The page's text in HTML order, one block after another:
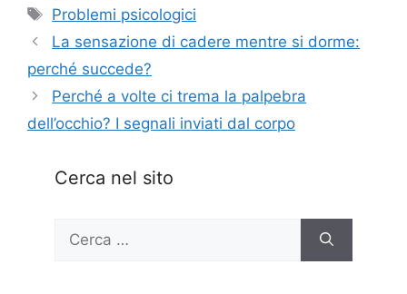
Tag
Problemi psicologici
La sensazione di cadere mentre si dorme:
perché succede?
Perché a volte ci trema la palpebra
dell’occhio? I segnali inviati dal corpo
Cerca nel sito
per: